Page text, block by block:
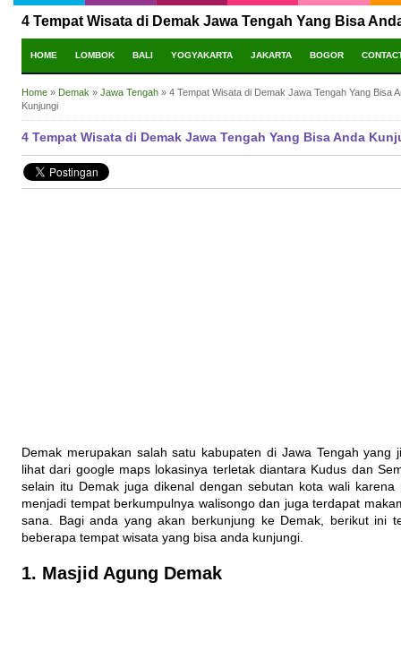
4 Tempat Wisata di Demak Jawa Tengah Yang Bisa
HOME LOMBOK BALI YOGYAKARTA JAKARTA BOGOR
Home » Demak » Jawa Tengah » 4 Tempat Wisata di Demak Jawa Tengah Yang Bisa
Kunjungi
4 Tempat Wisata di Demak Jawa Tengah Yang Bisa Anda
Demak merupakan salah satu kabupaten di Jawa Tengah yang
lihat dari google maps lokasinya terletak diantara Kudus dan
selain itu Demak juga dikenal dengan sebutan kota wali karena
menjadi tempat berkumpulnya walisongo dan juga terdapat
sana. Bagi anda yang akan berkunjung ke Demak, berikut ini
beberapa tempat wisata yang bisa anda kunjungi.
1. Masjid Agung Demak